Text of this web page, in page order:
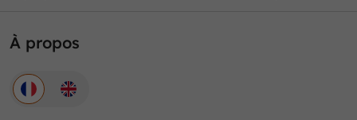
À propos